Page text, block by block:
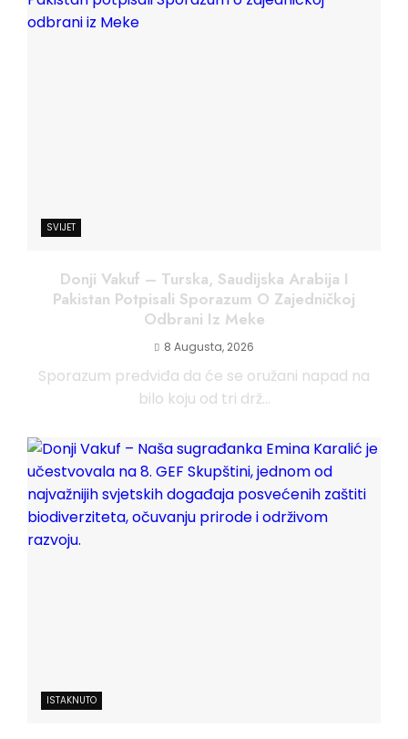
SVIJET
Donji Vakuf – Turska, Saudijska Arabija I
Pakistan Potpisali Sporazum O Zajedničkoj
Odbrani Iz Meke
8 Augusta, 2026
Sporazum predviđa da će se oružani napad na
bilo koju od tri drž...
ISTAKNUTO